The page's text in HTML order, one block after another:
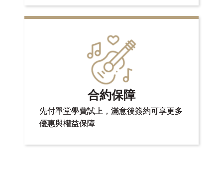
合約保障
先付單堂學費試上，滿意後簽約可享更多
優惠與權益保障